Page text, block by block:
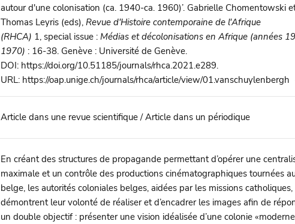
autour d'une colonisation (ca. 1940-ca. 1960)’. Gabrielle Chomentowski
Thomas Leyris (eds),Revue d'Histoire contemporaine de l'Afrique
(RHCA) 1, special issue :Médias et décolonisations en Afrique (années
1970) : 16-38. Genève : Université de Genève.
DOI: https://doi.org/10.51185/journals/rhca.2021.e289.
URL: https://oap.unige.ch/journals/rhca/article/view/01.vanschuylenbergh
Article dans une revue scientifique / Article dans un périodique
En créant des structures de propagande permettant d’opérer une
maximale et un contrôle des productions cinématographiques tournées
belge, les autorités coloniales belges, aidées par les missions catholiques,
démontrent leur volonté de réaliser et d’encadrer les images afin de
un double objectif : présenter une vision idéalisée d’une colonie